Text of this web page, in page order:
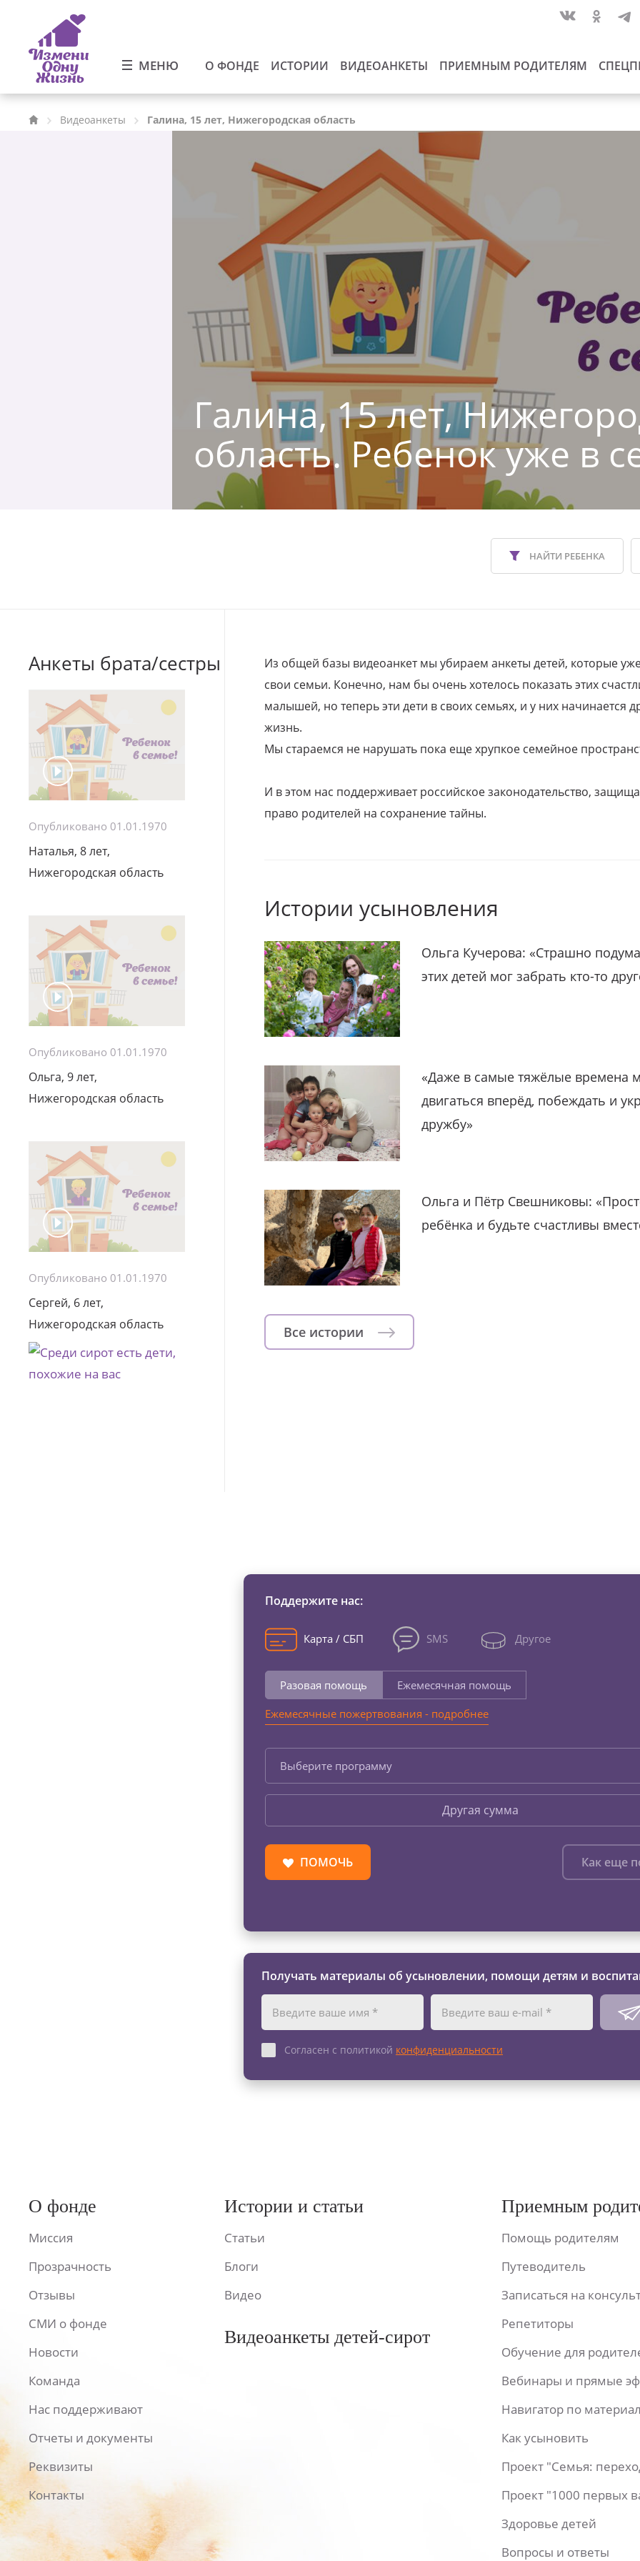
МЕНЮ О ФОНДЕ ИСТОРИИ ВИДЕОАНКЕТЫ ПРИЕМНЫМ РОДИТЕЛЯМ
Видеоанкеты Галина, 15 лет, Нижегородская область
Галина, 15 лет,
область. Ребенок уже в
НАЙТИ РЕБЕНКА
Анкеты брата/сестры
Опубликовано 01.01.1970
Наталья, 8 лет,
Нижегородская область
Опубликовано 01.01.1970
Ольга, 9 лет,
Нижегородская область
Опубликовано 01.01.1970
Сергей, 6 лет,
Нижегородская область
Из общей базы видеоанкет мы убираем анкеты детей, которые
свои семьи. Конечно, нам бы очень хотелось показать этих
малышей, но теперь эти дети в своих семьях, и у них начинается
жизнь.
Мы стараемся не нарушать пока еще хрупкое семейное
И в этом нас поддерживает российское законодательство,
право родителей на сохранение тайны.
Истории усыновления
Ольга Кучерова: «Страшно
этих детей мог забрать кто-то
«Даже в самые тяжёлые времена
двигаться вперёд, побеждать и
дружбу»
Ольга и Пётр Свешниковы:
ребёнка и будьте счастливы
Все истории
Поддержите нас:
Карта / СБП SMS Другое
Разовая помощь
Ежемесячная помощь
Ежемесячные пожертвования - подробнее
Выберите программу
Другая сумма
ПОМОЧЬ Как еще
Получать материалы об усыновлении, помощи детям и
Согласен с политикой конфиденциальности
О фонде
Миссия
Прозрачность
Отзывы
СМИ о фонде
Новости
Команда
Нас поддерживают
Отчеты и документы
Реквизиты
Контакты
Истории и статьи
Статьи
Блоги
Видео
Видеоанкеты детей-сирот
Приемным
Помощь родителям
Путеводитель
Записаться на
Репетиторы
Обучение для
Вебинары и прямые
Навигатор по
Как усыновить
Проект "Семья:
Проект "1000 первых
Здоровье детей
Вопросы и ответы